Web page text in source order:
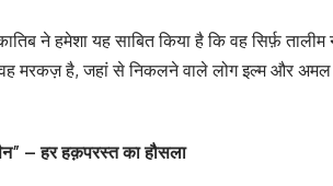
ने हमेशा यह साबित किया है कि वह सिर्फ़
मरकज़ है, जहां से निकलने वाले लोग इल्म और अमल
– हर हक़परस्त का हौसला